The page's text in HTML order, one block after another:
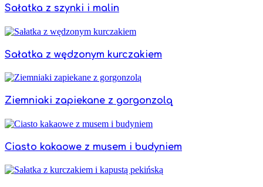
Sałatka z szynki i malin
Sałatka z wędzonym kurczakiem
Ziemniaki zapiekane z gorgonzolą
Ciasto kakaowe z musem i budyniem